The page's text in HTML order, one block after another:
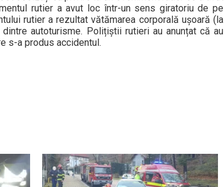
rutier a avut loc într-un sens giratoriu de pe
rutier a rezultat vătămarea corporală ușoară (la
autoturisme. Polițiștii rutieri au anunțat că au
s-a produs accidentul.